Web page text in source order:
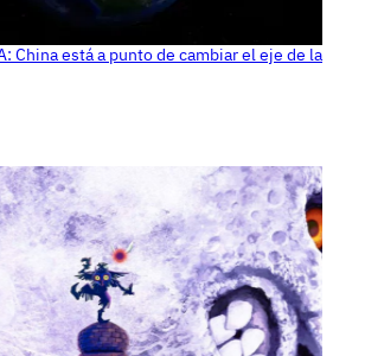
China está a punto de cambiar el eje de la